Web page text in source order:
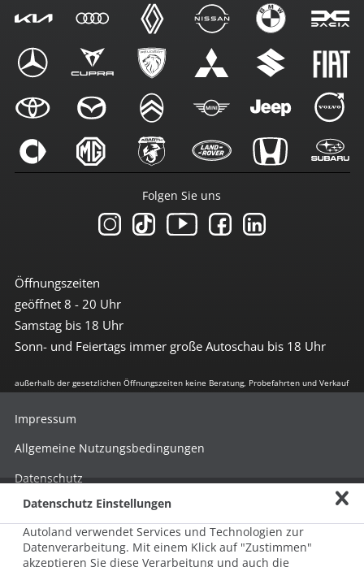
Öffnungszeiten
geöffnet 8 - 20 Uhr
Samstag bis 18 Uhr
Sonn- und Feiertags immer große Autoschau bis 18 Uhr
Folgen Sie uns
außerhalb der gesetzlichen Öffnungszeiten keine Beratung, Probefahrten und Verkauf
Impressum
Allgemeine Nutzungsbedingungen
Datenschutz
Hinweisgebersystem nach HinSchG
Beschwerde nach LkSG
Datenschutz Einstellungen
Autoland verwendet Services und Technologien zur
Datenverarbeitung. Mit einem Klick auf "Zustimmen"
akzeptieren Sie diese Verarbeitung und auch die